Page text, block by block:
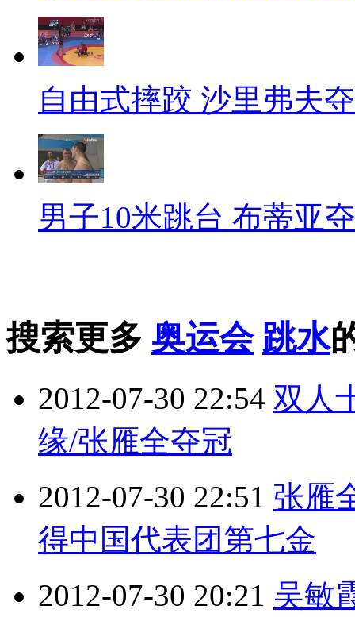
自由式摔跤 沙里弗夫
男子10米跳台 布蒂亚
搜索更多 奥运会 跳水
2012-07-30 22:54 双人
缘/张雁全夺冠
2012-07-30 22:51 张雁
得中国代表团第七金
2012-07-30 20:21 吴敏